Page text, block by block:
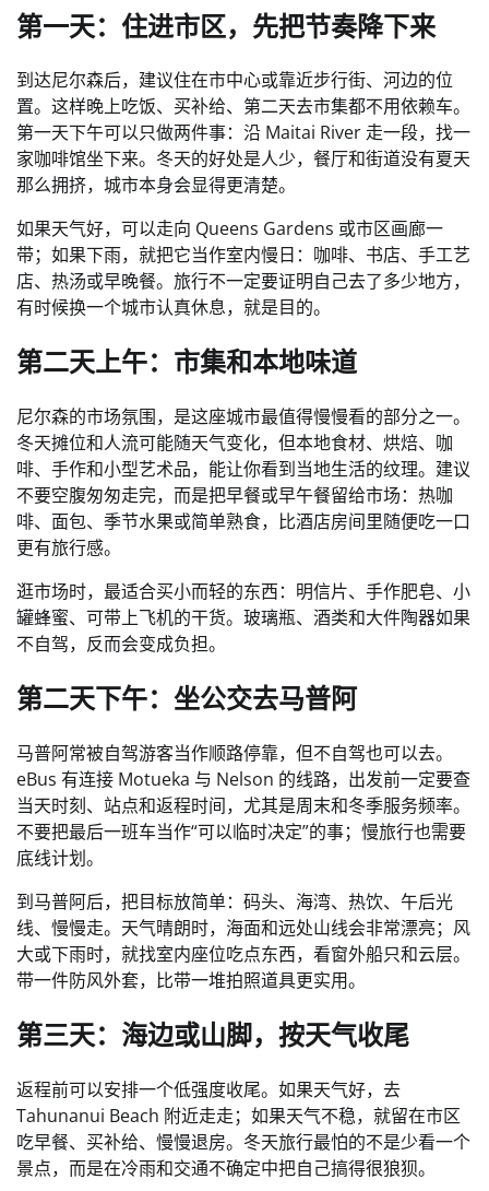
第一天：住进市区，先把节奏降下来
到达尼尔森后，建议住在市中心或靠近步行街、河边的位
置。这样晚上吃饭、买补给、第二天去市集都不用依赖车。
第一天下午可以只做两件事：沿 Maitai River 走一段，找一
家咖啡馆坐下来。冬天的好处是人少，餐厅和街道没有夏天
那么拥挤，城市本身会显得更清楚。
如果天气好，可以走向 Queens Gardens 或市区画廊一
带；如果下雨，就把它当作室内慢日：咖啡、书店、手工艺
店、热汤或早晚餐。旅行不一定要证明自己去了多少地方，
有时候换一个城市认真休息，就是目的。
第二天上午：市集和本地味道
尼尔森的市场氛围，是这座城市最值得慢慢看的部分之一。
冬天摊位和人流可能随天气变化，但本地食材、烘焙、咖
啡、手作和小型艺术品，能让你看到当地生活的纹理。建议
不要空腹匆匆走完，而是把早餐或早午餐留给市场：热咖
啡、面包、季节水果或简单熟食，比酒店房间里随便吃一口
更有旅行感。
逛市场时，最适合买小而轻的东西：明信片、手作肥皂、小
罐蜂蜜、可带上飞机的干货。玻璃瓶、酒类和大件陶器如果
不自驾，反而会变成负担。
第二天下午：坐公交去马普阿
马普阿常被自驾游客当作顺路停靠，但不自驾也可以去。
eBus 有连接 Motueka 与 Nelson 的线路，出发前一定要查
当天时刻、站点和返程时间，尤其是周末和冬季服务频率。
不要把最后一班车当作“可以临时决定”的事；慢旅行也需要
底线计划。
到马普阿后，把目标放简单：码头、海湾、热饮、午后光
线、慢慢走。天气晴朗时，海面和远处山线会非常漂亮；风
大或下雨时，就找室内座位吃点东西，看窗外船只和云层。
带一件防风外套，比带一堆拍照道具更实用。
第三天：海边或山脚，按天气收尾
返程前可以安排一个低强度收尾。如果天气好，去
Tahunanui Beach 附近走走；如果天气不稳，就留在市区
吃早餐、买补给、慢慢退房。冬天旅行最怕的不是少看一个
景点，而是在冷雨和交通不确定中把自己搞得很狼狈。